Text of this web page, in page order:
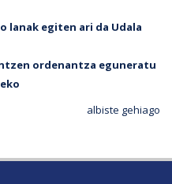
lanak egiten ari da Udala
ordenantza eguneratu
albiste gehiago